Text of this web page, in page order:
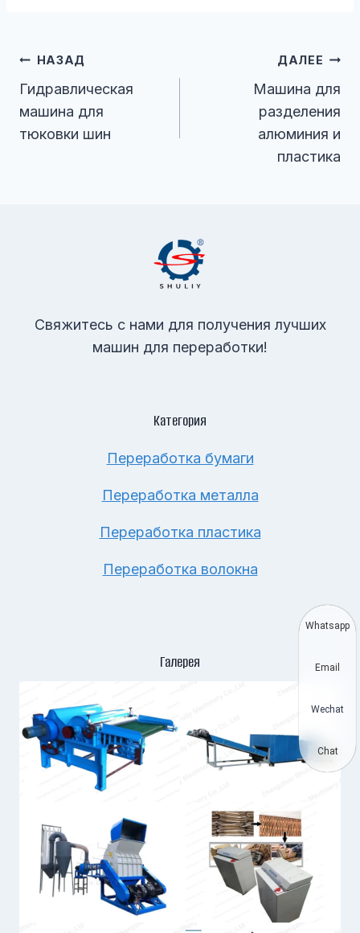
Навигация
По
Записям
НАЗАД
Гидравлическая
машина для
тюковки шин
ДАЛЕЕ
Машина для
разделения
алюминия и
пластика
Свяжитесь с нами для получения лучших
машин для переработки!
Категория
Переработка бумаги
Переработка металла
Переработка пластика
Переработка волокна
Галерея
Whatsapp
Email
Wechat
Chat